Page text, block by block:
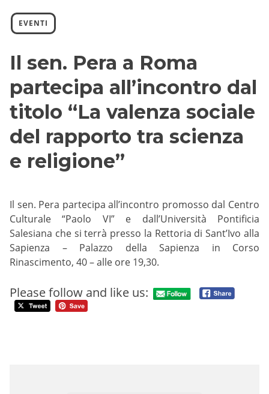
EVENTI
Il sen. Pera a Roma
partecipa all’incontro dal
titolo “La valenza sociale
del rapporto tra scienza
e religione”
Il sen. Pera partecipa all’incontro promosso dal Centro
Culturale “Paolo VI” e dall’Università Pontificia
Salesiana che si terrà presso la Rettoria di Sant’Ivo alla
Sapienza – Palazzo della Sapienza in Corso
Rinascimento, 40 – alle ore 19,30.
Please follow and like us: